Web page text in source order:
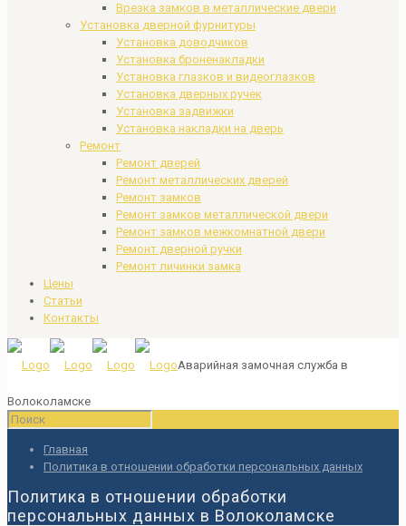
Врезка замков в металлические двери
Установка дверной фурнитуры
Установка доводчиков
Установка броненакладки
Установка глазков и видеоглазков
Установка дверных ручек
Установка задвижки
Установка накладки на дверь
Ремонт
Ремонт дверей
Ремонт металлических дверей
Ремонт замков
Ремонт замков металлической двери
Ремонт замков межкомнатной двери
Ремонт дверной ручки
Ремонт личинки замка
Цены
Статьи
Контакты
Аварийная замочная служба в
Волоколамске
Главная
Политика в отношении обработки персональных данных
Политика в отношении обработки
персональных данных в Волоколамске